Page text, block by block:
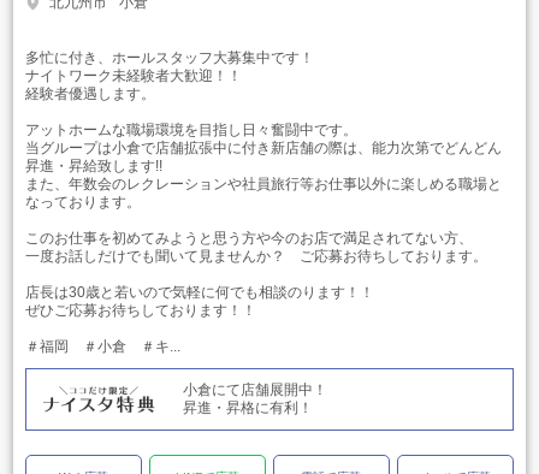
多忙に付き、ホールスタッフ大募集中です！
ナイトワーク未経験者大歓迎！！
経験者優遇します。
アットホームな職場環境を目指し日々奮闘中です。
当グループは小倉で店舗拡張中に付き新店舗の際は、能力次第でどんどん
昇進・昇給致します!!
また、年数会のレクレーションや社員旅行等お仕事以外に楽しめる職場と
なっております。
このお仕事を初めてみようと思う方や今のお店で満足されてない方、
一度お話しだけでも聞いて見ませんか？ ご応募お待ちしております。
店長は30歳と若いので気軽に何でも相談のります！！
ぜひご応募お待ちしております！！
＃福岡 ＃小倉 ＃キ...
小倉にて店舗展開中！
昇進・昇格に有利！